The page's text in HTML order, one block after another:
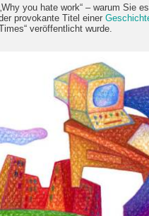
„Why you hate work“ – warum Sie
provokante Titel einer
veröffentlicht wurde.